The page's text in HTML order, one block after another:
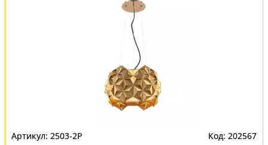
2503-2P 202567